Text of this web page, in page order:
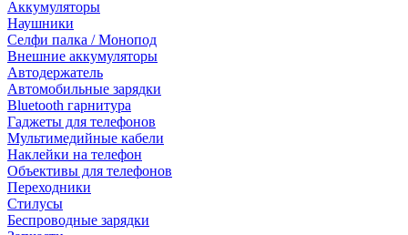
Аккумуляторы
Наушники
Селфи палка / Монопод
Внешние аккумуляторы
Автодержатель
Автомобильные зарядки
Bluetooth гарнитура
Гаджеты для телефонов
Мультимедийные кабели
Наклейки на телефон
Объективы для телефонов
Переходники
Стилусы
Беспроводные зарядки